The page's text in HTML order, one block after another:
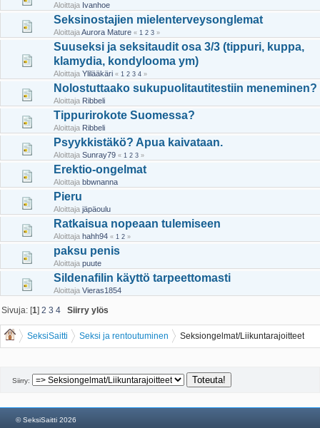
Aloittaja Ivanhoe
Seksinostajien mielenterveysonglemat
AloittajaAurora Mature « 1 2 3 »
Suuseksi ja seksitaudit osa 3/3 (tippuri, kuppa,
klamydia, kondylooma ym)
Aloittaja Ylilääkäri « 1 2 3 4 »
Nolostuttaako sukupuolitautitestiin meneminen?
Aloittaja Ribbeli
Tippurirokote Suomessa?
Aloittaja Ribbeli
Psyykkistäkö? Apua kaivataan.
Aloittaja Sunray79 « 1 2 3 »
Erektio-ongelmat
Aloittaja bbwnanna
Pieru
Aloittaja jäpäoulu
Ratkaisua nopeaan tulemiseen
Aloittaja hahh94 « 1 2 »
paksu penis
Aloittaja puute
Sildenafilin käyttö tarpeettomasti
Aloittaja Vieras1854
Sivuja: [1]2 3 4 Siirry ylös
SeksiSaitti Seksi ja rentoutuminen Seksiongelmat/Liikuntarajoitteet
Siirry:
© SeksiSaitti 2026